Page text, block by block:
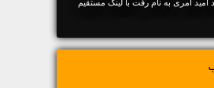
امید آمری به نام رفت با لینک مستقیم